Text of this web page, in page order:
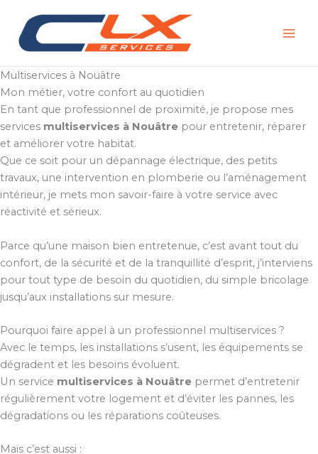
contenu
Multiservices à Nouâtre
Mon métier, votre confort au quotidien
En tant que professionnel de proximité, je propose mes
services multiservices à Nouâtre pour entretenir, réparer
et améliorer votre habitat.
Que ce soit pour un dépannage électrique, des petits
travaux, une intervention en plomberie ou l’aménagement
intérieur, je mets mon savoir-faire à votre service avec
réactivité et sérieux.
Parce qu’une maison bien entretenue, c’est avant tout du
confort, de la sécurité et de la tranquillité d’esprit, j’interviens
pour tout type de besoin du quotidien, du simple bricolage
jusqu’aux installations sur mesure.
Pourquoi faire appel à un professionnel multiservices ?
Avec le temps, les installations s’usent, les équipements se
dégradent et les besoins évoluent.
Un service multiservices à Nouâtre permet d’entretenir
régulièrement votre logement et d’éviter les pannes, les
dégradations ou les réparations coûteuses.
Mais c’est aussi :